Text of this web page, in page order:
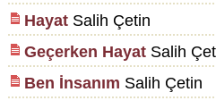
HayatSalih Çetin
Geçerken HayatSalih
Ben İnsanım Salih Çetin